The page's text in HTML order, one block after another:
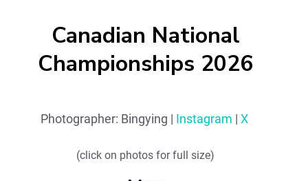
Canadian National
Championships 2026
Photographer: Bingying | Instagram | X
(click on photos for full size)